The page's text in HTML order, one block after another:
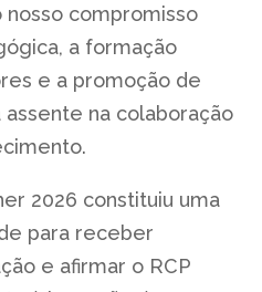
nosso compromisso
a formação
e a promoção de
na colaboração
2026 constituiu uma
para receber
e afirmar o RCP